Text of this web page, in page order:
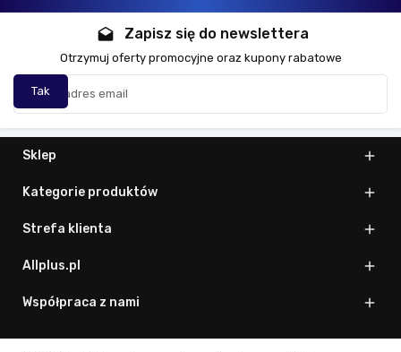
drafts Zapisz się do newslettera
Otrzymuj oferty promocyjne oraz kupony rabatowe
Sklep 
Kategorie produktów 
Strefa klienta 
Allplus.pl 
Współpraca z nami 